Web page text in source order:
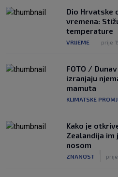
Dio Hrvatske
vremena:
temperature
VRIJEME prije
FOTO /
izranjaju
mamuta
KLIMATSKE
Kako je
Zealandija im
nosom
ZNANOST